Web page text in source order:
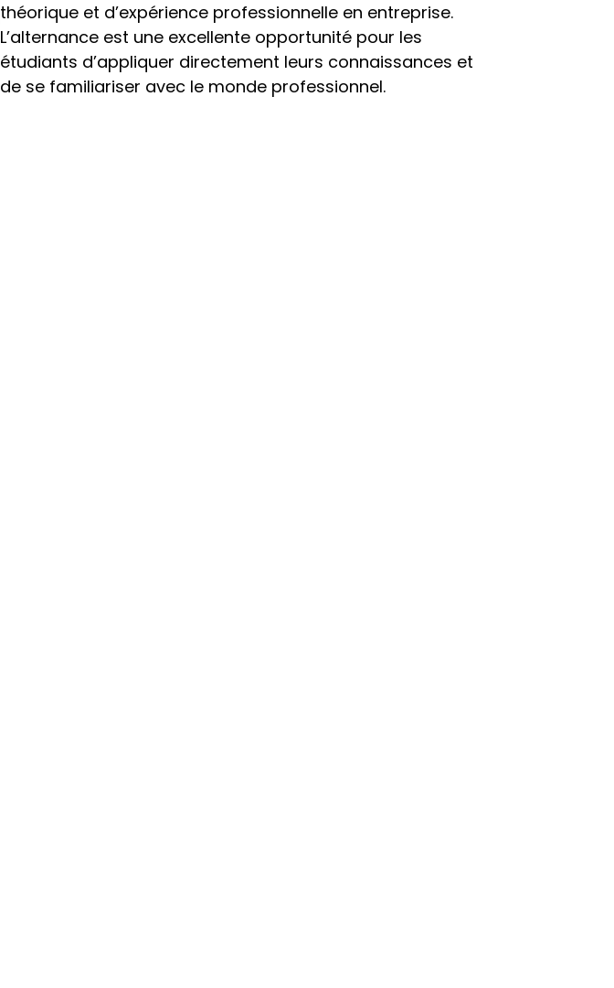
théorique et d’expérience professionnelle en entreprise.
L’alternance est une excellente opportunité pour les
étudiants d’appliquer directement leurs connaissances et
de se familiariser avec le monde professionnel.